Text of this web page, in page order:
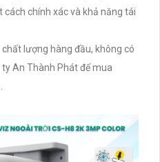
chính xác và khả năng tái
lượng hàng đầu, không có
ty An Thành Phát để mua
.